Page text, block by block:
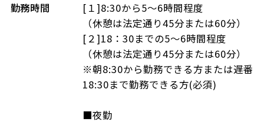
勤務時間
[１]8:30から5～6時間程度
（休憩は法定通り45分または60分）
[２]18：30までの5～6時間程度
（休憩は法定通り45分または60分）
※朝8:30から勤務できる方または遅番
18:30まで勤務できる方(必須)
■夜勤